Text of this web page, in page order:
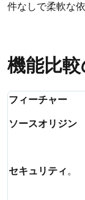
件なしで柔軟な
機能比
フィーチャー
ソースオリジン
セキュリティ 。